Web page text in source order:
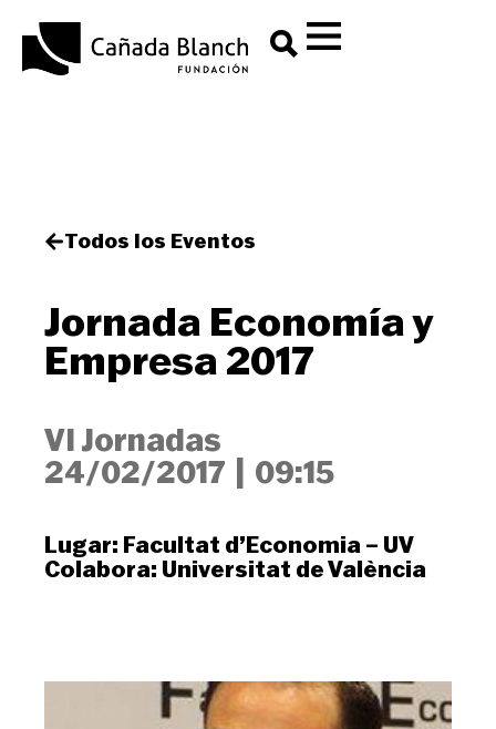
Todos los Eventos
Jornada Economía y
Empresa 2017
VI Jornadas
24/02/2017
09:15
Lugar: Facultat d’Economia – UV
Colabora: Universitat de València